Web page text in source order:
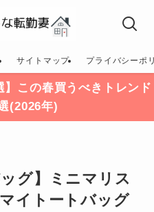
サイトマップ プライバシーポ
この春買うべきトレンド
(2026年)
ッグ】ミニマリス
イトートバッグ